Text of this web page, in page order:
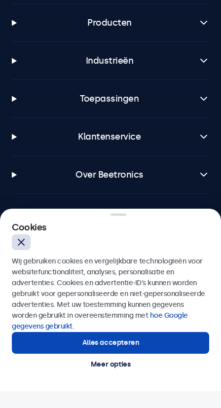
Producten
Industrieën
Toepassingen
Klantenservice
Over Beetronics
Bloemstraat 28, 1016LC Amsterdam, Nederland
4.8/5 door 5000+ bedrijven
Nederlands
Cookies
Wij gebruiken cookies en vergelijkbare technologieën voor
websitefunctionaliteit, analyses, personalisatie en
advertenties. Cookies en advertentie-ID’s kunnen worden
gebruikt voor gepersonaliseerde en niet-gepersonaliseerde
advertenties. Met uw toestemming kunnen gegevens
worden gebruikt in overeenstemming met hoe Google
gegevens gebruikt.
Alles accepteren
Meer opties